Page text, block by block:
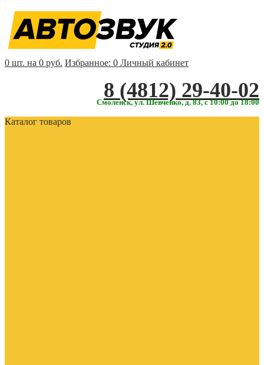
0 шт. на 0 руб. Избранное: 0 Личный кабинет
‎‎8 (4812) 29-40-02
Смоленск, ул. Шевченко, д. 83, с 10:00 до 18:00
Каталог товаров